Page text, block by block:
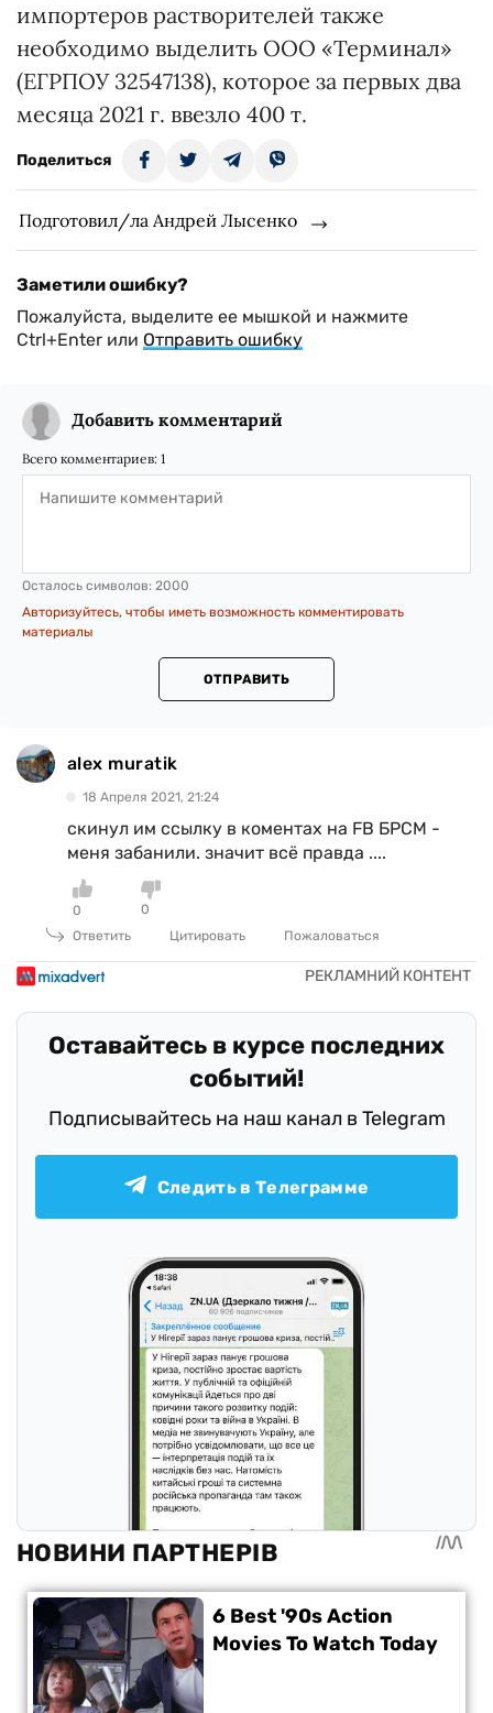
импортеров растворителей также
необходимо выделить ООО «Терминал»
(ЕГРПОУ 32547138), которое за первых два
месяца 2021 г. ввезло 400 т.
Поделиться
Подготовил/ла Андрей Лысенко
Заметили ошибку?
Пожалуйста, выделите ее мышкой и нажмите
Ctrl+Enter или Отправить ошибку
Добавить комментарий
Всего комментариев: 1
Осталось символов: 2000
Авторизуйтесь, чтобы иметь возможность комментировать
материалы
ОТПРАВИТЬ
alex muratik
18 Апреля 2021, 21:24
скинул им ссылку в коментах на FB БРСМ -
меня забанили. значит всё правда ....
0
0
Ответить
Цитировать Пожаловаться
Оставайтесь в курсе последних
событий!
Подписывайтесь на наш канал в Telegram
Следить в Телеграмме